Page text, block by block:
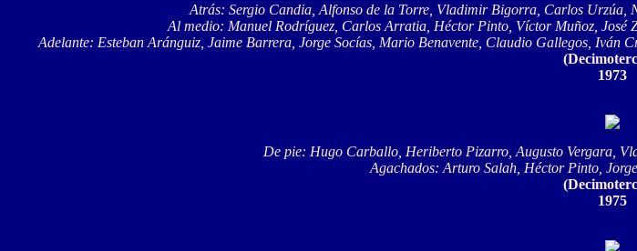
Atrás: Sergio Candia, Alfonso de la Torre, Vladimir Bigorra, Carlos Urzúa,
Al medio: Manuel Rodríguez, Carlos Arratia, Héctor Pinto, Víctor Muñoz,
Adelante: Esteban Aránguiz, Jaime Barrera, Jorge Socías, Mario Benavente, Claudio Gallegos, Iván
1973
De pie: Hugo Carballo, Heriberto Pizarro, Augusto Vergara,
Agachados: Arturo Salah, Héctor Pinto,
1975